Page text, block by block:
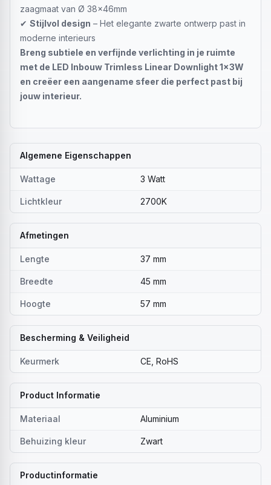
zaagmaat van Ø 38x46mm
✔ Stijlvol design – Het elegante zwarte ontwerp past in
moderne interieurs
Breng subtiele en verfijnde verlichting in je ruimte
met de LED Inbouw Trimless Linear Downlight 1x3W
en creëer een aangename sfeer die perfect past bij
jouw interieur.
Algemene Eigenschappen
Wattage 3 Watt
Lichtkleur 2700K
Afmetingen
Lengte 37 mm
Breedte 45 mm
Hoogte 57 mm
Bescherming & Veiligheid
Keurmerk CE, RoHS
Product Informatie
Materiaal Aluminium
Behuizing kleur Zwart
Productinformatie